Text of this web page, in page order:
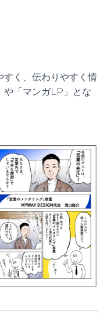
すく、伝わりやすく情
や「マンガLP」とな